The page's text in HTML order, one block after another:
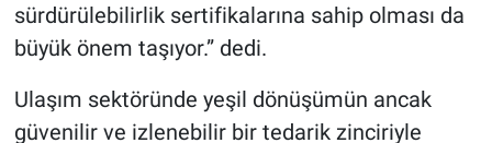
sürdürülebilirlik sertifikalarına sahip olması da
büyük önem taşıyor.” dedi.
Ulaşım sektöründe yeşil dönüşümün ancak
güvenilir ve izlenebilir bir tedarik zinciriyle